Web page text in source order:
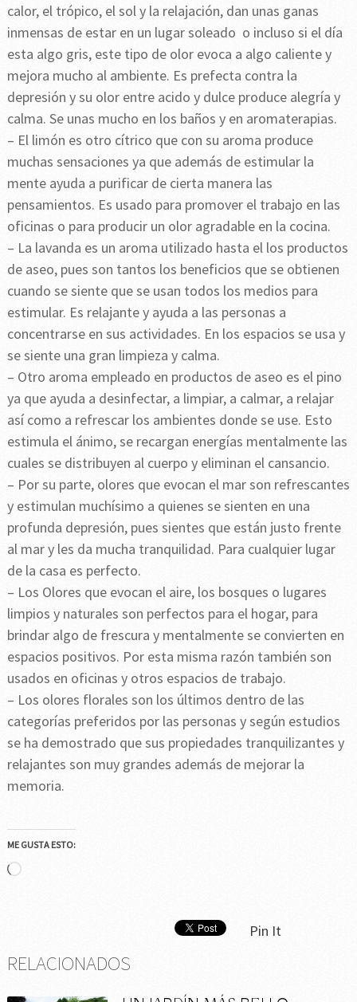
calor, el trópico, el sol y la relajación, dan unas ganas
inmensas de estar en un lugar soleado o incluso si el día
esta algo gris, este tipo de olor evoca a algo caliente y
mejora mucho al ambiente. Es prefecta contra la
depresión y su olor entre acido y dulce produce alegría y
calma. Se unas mucho en los baños y en aromaterapias.
– El limón es otro cítrico que con su aroma produce
muchas sensaciones ya que además de estimular la
mente ayuda a purificar de cierta manera las
pensamientos. Es usado para promover el trabajo en las
oficinas o para producir un olor agradable en la cocina.
– La lavanda es un aroma utilizado hasta el los productos
de aseo, pues son tantos los beneficios que se obtienen
cuando se siente que se usan todos los medios para
estimular. Es relajante y ayuda a las personas a
concentrarse en sus actividades. En los espacios se usa y
se siente una gran limpieza y calma.
– Otro aroma empleado en productos de aseo es el pino
ya que ayuda a desinfectar, a limpiar, a calmar, a relajar
así como a refrescar los ambientes donde se use. Esto
estimula el ánimo, se recargan energías mentalmente las
cuales se distribuyen al cuerpo y eliminan el cansancio.
– Por su parte, olores que evocan el mar son refrescantes
y estimulan muchísimo a quienes se sienten en una
profunda depresión, pues sientes que están justo frente
al mar y les da mucha tranquilidad. Para cualquier lugar
de la casa es perfecto.
– Los Olores que evocan el aire, los bosques o lugares
limpios y naturales son perfectos para el hogar, para
brindar algo de frescura y mentalmente se convierten en
espacios positivos. Por esta misma razón también son
usados en oficinas y otros espacios de trabajo.
– Los olores florales son los últimos dentro de las
categorías preferidos por las personas y según estudios
se ha demostrado que sus propiedades tranquilizantes y
relajantes son muy grandes además de mejorar la
memoria.
ME GUSTA ESTO:
Cargando...
Pin It
RELACIONADOS